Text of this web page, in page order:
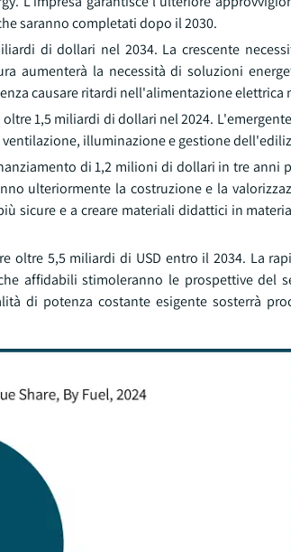
saranno completati dopo il 2030.
di dollari nel 2034. La crescente
aumenterà la necessità di soluzioni
causare ritardi nell'alimentazione elettrica
1,5 miliardi di dollari nel 2024.
illuminazione e gestione
di 1,2 milioni di dollari in tre anni
ulteriormente la costruzione e la
sicure e a creare materiali didattici in
oltre 5,5 miliardi di USD entro il 2034. La
affidabili stimoleranno le prospettive del
di potenza costante esigente sosterrà